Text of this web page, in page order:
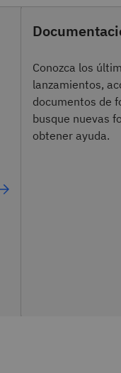
Conozca los
lanzamientos,
documentos de
busque nuevas
obtener ayuda.